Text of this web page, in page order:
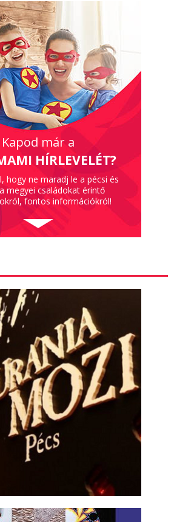
Kapod már a
HÍRLEVELÉT?
hogy ne maradj le a pécsi és
megyei családokat érintő
fontos információkról!